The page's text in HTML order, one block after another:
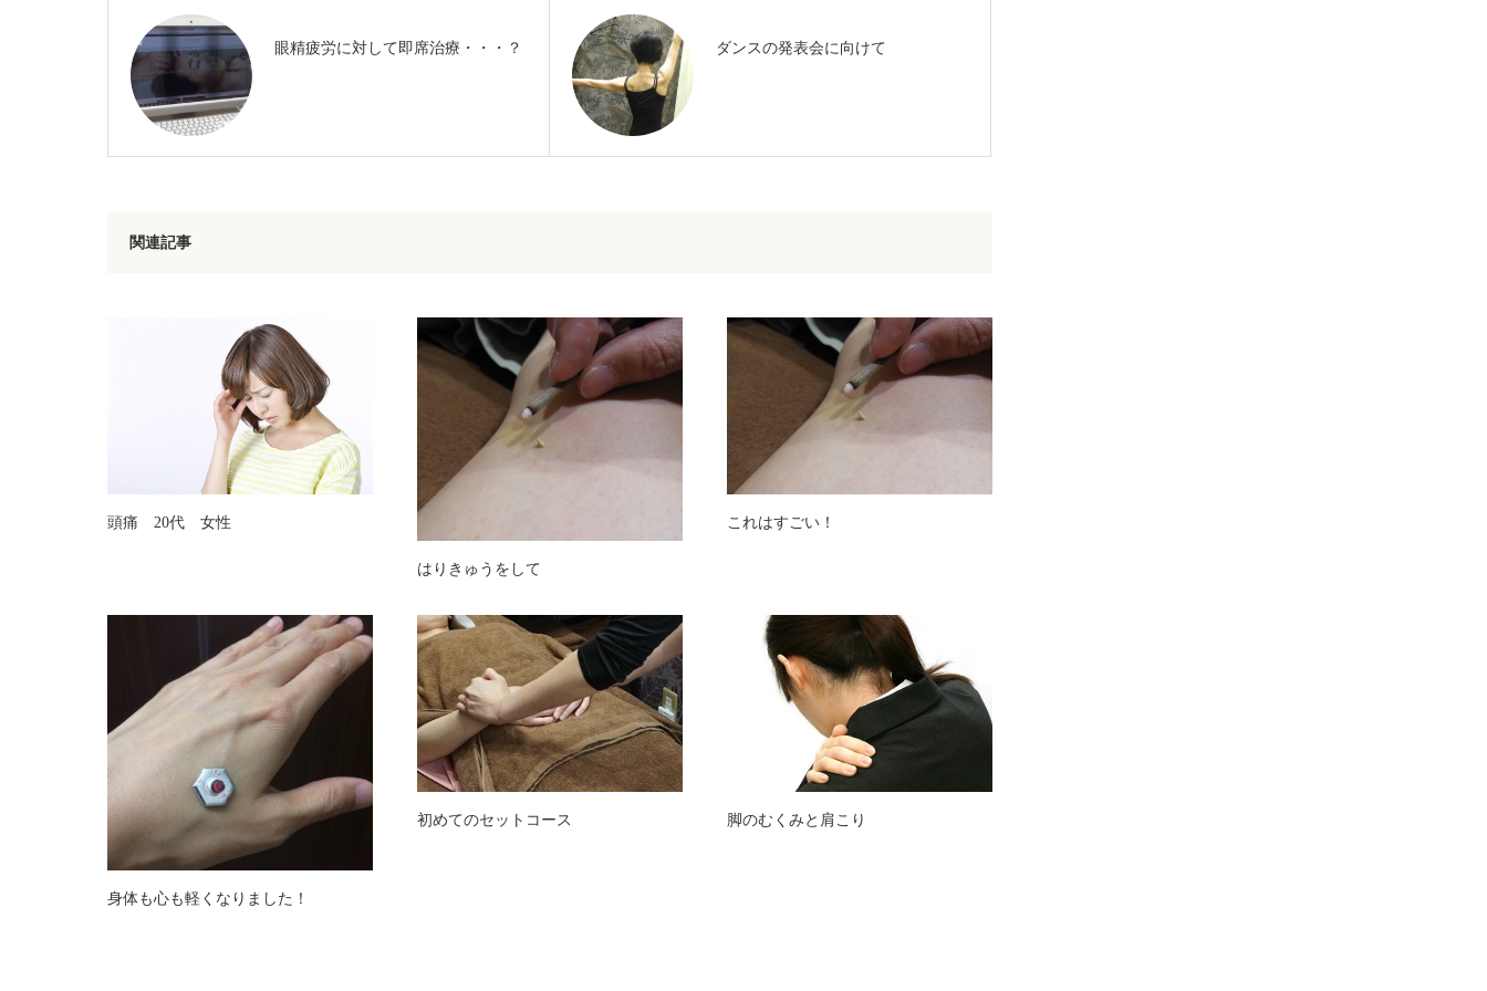
眼精疲労に対して即席治療・・・？ ダンスの発表会に向けて
関連記事
頭痛 20代 女性
はりきゅうをして
これはすごい！
身体も心も軽くなりました！
初めてのセットコース 脚のむくみと肩こり